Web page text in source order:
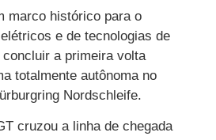
marco histórico para o
e de tecnologias de
a primeira volta
totalmente autônoma no
Nordschleife.
cruzou a linha de chegada